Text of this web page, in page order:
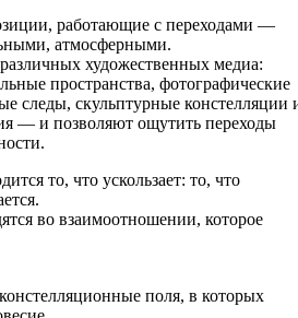
работающие с переходами —
атмосферными.
художественных медиа:
пространства, фотографические
следы, скульптурные констелляции
— и позволяют ощутить переходы
то, что ускользает: то, что
во взаимоотношении, которое
поля, в которых